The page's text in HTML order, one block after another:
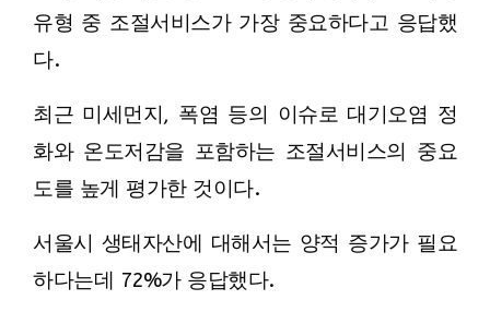
유형 중 조절서비스가 가장 중요하다고 응답했
다.
최근 미세먼지, 폭염 등의 이슈로 대기오염 정
화와 온도저감을 포함하는 조절서비스의 중요
도를 높게 평가한 것이다.
서울시 생태자산에 대해서는 양적 증가가 필요
하다는데 72%가 응답했다.